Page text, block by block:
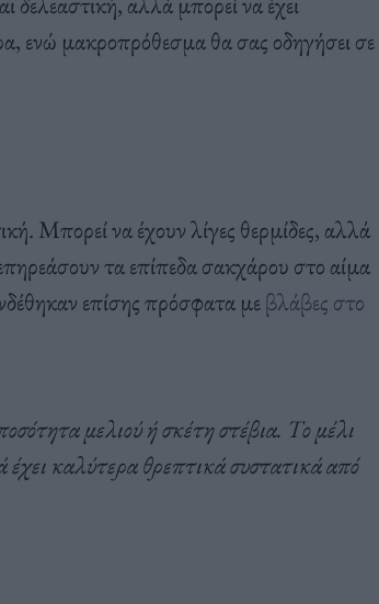
ενώ μακροπρόθεσμα θα σας οδηγήσει σε
Μπορεί να έχουν λίγες θερμίδες, αλλά
τα επίπεδα σακχάρου στο αίμα
επίσης πρόσφατα μεβλάβες στο
μελιού ή σκέτη στέβια. Το μέλι
έχει καλύτερα θρεπτικά συστατικά από